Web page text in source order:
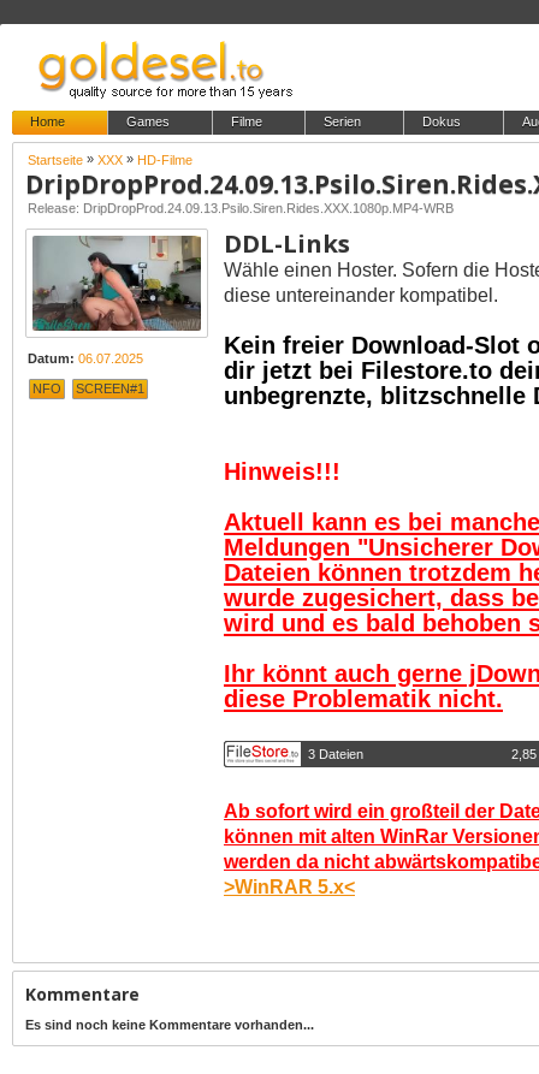
Home Games Filme Serien Dokus
Startseite » XXX » HD-Filme
Release: DripDropProd.24.09.13.Psilo.Siren.Rides.XXX.1080p.MP4-WRB
Datum: 06.07.2025
NFO SCREEN#1
DDL-Links
Wähle einen Hoster. Sofern die
diese untereinander kompatibel.
Kein freier Download-Slot
dir jetzt bei Filestore.to
unbegrenzte, blitzschnelle
Hinweis!!!
Aktuell kann es bei
Meldungen "Unsicherer
Dateien können trotzdem
wurde zugesichert, dass
wird und es bald behoben
Ihr könnt auch gerne
diese Problematik nicht.
3 Dateien
Ab sofort wird ein großteil der
können mit alten WinRar
werden da nicht
>WinRAR 5.x<
Kommentare
Es sind noch keine Kommentare vorhanden...